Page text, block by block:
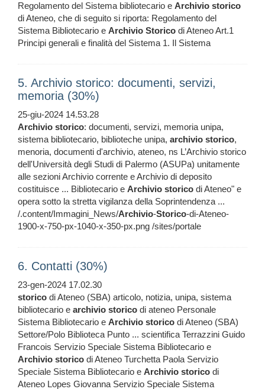
Regolamento del Sistema bibliotecario e Archivio storico
di Ateneo, che di seguito si riporta: Regolamento del
Sistema Bibliotecario e Archivio Storico di Ateneo Art.1
Principi generali e finalità del Sistema 1. Il Sistema
5. Archivio storico: documenti, servizi,
memoria (30%)
25-giu-2024 14.53.28
Archivio storico: documenti, servizi, memoria unipa,
sistema bibliotecario, biblioteche unipa, archivio storico,
menoria, documenti d'archivio, ateneo, ns L’Archivio storico
dell'Università degli Studi di Palermo (ASUPa) unitamente
alle sezioni Archivio corrente e Archivio di deposito
costituisce ... Bibliotecario e Archivio storico di Ateneo" e
opera sotto la stretta vigilanza della Soprintendenza ...
/.content/Immagini_News/Archivio-Storico-di-Ateneo-
1900-x-750-px-1040-x-350-px.png /sites/portale
6. Contatti (30%)
23-gen-2024 17.02.30
storico di Ateneo (SBA) articolo, notizia, unipa, sistema
bibliotecario e archivio storico di ateneo Personale
Sistema Bibliotecario e Archivio storico di Ateneo (SBA)
Settore/Polo Biblioteca Punto ... scientifica Terrazzini Guido
Francois Servizio Speciale Sistema Bibliotecario e
Archivio storico di Ateneo Turchetta Paola Servizio
Speciale Sistema Bibliotecario e Archivio storico di
Ateneo Lopes Giovanna Servizio Speciale Sistema